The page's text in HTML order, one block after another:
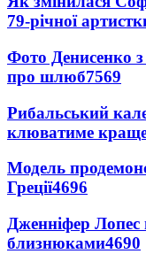
79-річної
Фото Денисенко
про шлюб7569
Рибальський
клюватиме
Модель
Греції4696
Дженніфер Лопес
близнюками4690